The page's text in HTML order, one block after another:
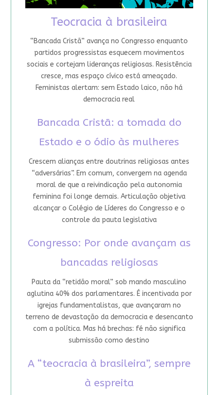
Teocracia à brasileira
“Bancada Cristã” avança no Congresso enquanto
partidos progressistas esquecem movimentos
sociais e cortejam lideranças religiosas. Resistência
cresce, mas espaço cívico está ameaçado.
Feministas alertam: sem Estado laico, não há
democracia real
Bancada Cristã: a tomada do
Estado e o ódio às mulheres
Crescem alianças entre doutrinas religiosas antes
“adversárias”. Em comum, convergem na agenda
moral de que a reivindicação pela autonomia
feminina foi longe demais. Articulação objetiva
alcançar o Colégio de Líderes do Congresso e o
controle da pauta legislativa
Congresso: Por onde avançam as
bancadas religiosas
Pauta da “retidão moral” sob mando masculino
aglutina 40% dos parlamentares. É incentivada por
igrejas fundamentalistas, que avançaram no
terreno de devastação da democracia e desencanto
com a política. Mas há brechas: fé não significa
submissão como destino
A “teocracia à brasileira”, sempre
à espreita